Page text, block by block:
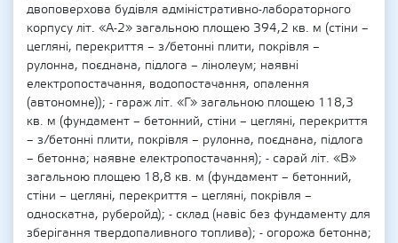
двоповерхова будівля адміністративно-лабораторного
корпусу літ. «А-2» загальною площею 394,2 кв. м (стіни –
цегляні, перекриття – з/бетонні плити, покрівля –
рулонна, поєднана, підлога – лінолеум; наявні
електропостачання, водопостачання, опалення
(автономне)); - гараж літ. «Г» загальною площею 118,3
кв. м (фундамент – бетонний, стіни – цегляні, перекриття
– з/бетонні плити, покрівля – рулонна, поєднана, підлога
– бетонна; наявне електропостачання); - сарай літ. «В»
загальною площею 18,8 кв. м (фундамент – бетонний,
стіни – цегляні, перекриття – цегляні, покрівля –
односкатна, руберойд); - склад (навіс без фундаменту для
зберігання твердопаливного топлива); - огорожа бетонна;